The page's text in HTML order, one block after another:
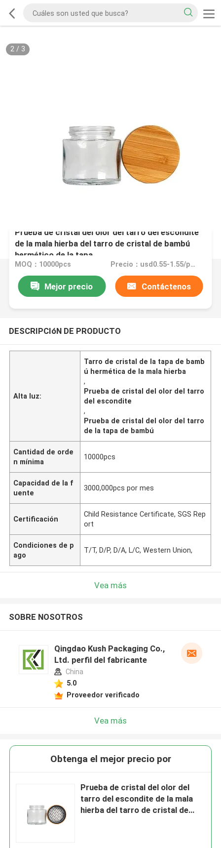
2/ 3
Prueba de cristal del olor del tarro del escondite
de la mala hierba del tarro de cristal de bambú
hermético de la tapa
MOQ：10000pcs Precio：usd0.55-1.55/pc if no logo
Mejor precio Contáctenos
DESCRIPCIóN DE PRODUCTO
Alta luz:
Tarro de cristal de la tapa de bamb
ú hermética de la mala hierba
,
Prueba de cristal del olor del tarro
del escondite
,
Prueba de cristal del olor del tarro
de la tapa de bambú
Cantidad de orde
n mínima
10000pcs
Capacidad de la f
uente
3000,000pcs por mes
Certificación
Child Resistance Certificate, SGS Rep
ort
Condiciones de p
ago
T/T, D/P, D/A, L/C, Western Union,
Vea más
SOBRE NOSOTROS
Qingdao Kush Packaging Co.,
Ltd. perfil del fabricante
China
5.0
Proveedor verificado
Vea más
Obtenga el mejor precio por
Prueba de cristal del olor del
tarro del escondite de la mala
hierba del tarro de cristal de